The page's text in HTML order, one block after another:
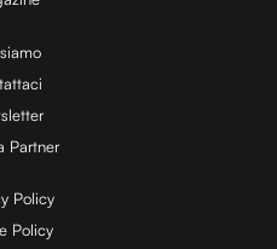
i
d
e
Partner
Policy
Policy